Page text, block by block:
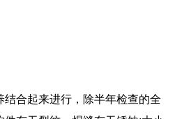
合起来进行，除半年检查的全